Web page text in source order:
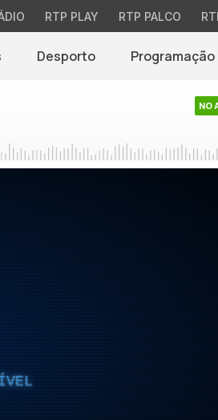
RTP PLAY RTP PALCO
Desporto Programação
NO